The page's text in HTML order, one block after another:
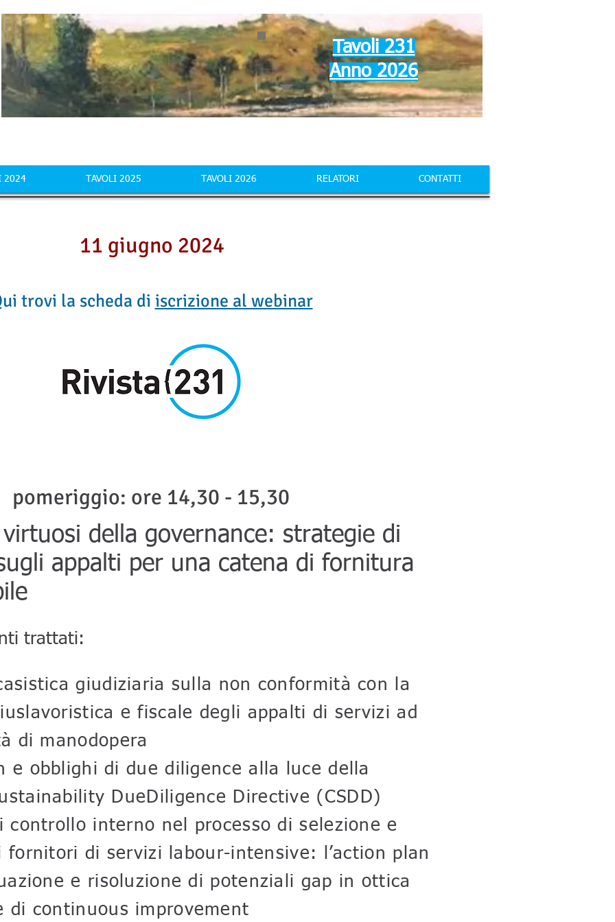
Tavoli 231
Anno 2026
2024 TAVOLI 2025 TAVOLI 2026 RELATORI CONTATTI
11 giugno 2024
trovi la scheda di iscrizione al webinar
pomeriggio: ore 14,30 - 15,30
della governance: strategie di
appalti per una catena di fornitura
trattati:
giudiziaria sulla non conformità con la
e fiscale degli appalti di servizi ad
di manodopera
e obblighi di due diligence alla luce della
DueDiligence Directive (CSDD)
controllo interno nel processo di selezione e
fornitori di servizi labour-intensive: l’action plan
e risoluzione di potenziali gap in ottica
di continuous improvement